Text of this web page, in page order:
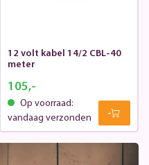
12 volt kabel 14/2 CBL-40
meter
105,-
Op voorraad:
vandaag verzonden